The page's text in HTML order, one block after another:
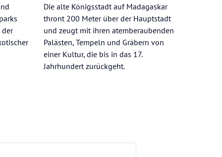
Die alte Königsstadt auf Madagaskar
thront 200 Meter über der Hauptstadt
und zeugt mit ihren atemberaubenden
Palästen, Tempeln und Gräbern von
einer Kultur, die bis in das 17.
Jahrhundert zurückgeht.